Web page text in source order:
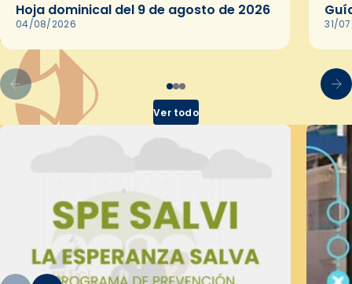
Hoja dominical del 9 de agosto de 2026
04/08/2026 31/
Ver todo